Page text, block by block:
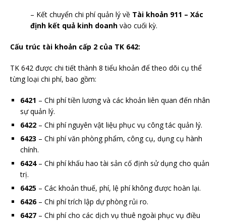
– Kết chuyển chi phí quản lý về Tài khoản 911 – Xác
định kết quả kinh doanh vào cuối kỳ.
Cấu trúc tài khoản cấp 2 của TK 642:
TK 642 được chi tiết thành 8 tiểu khoản để theo dõi cụ thể
từng loại chi phí, bao gồm:
6421 – Chi phí tiền lương và các khoản liên quan đến nhân
sự quản lý.
6422 – Chi phí nguyên vật liệu phục vụ công tác quản lý.
6423 – Chi phí văn phòng phẩm, công cụ, dụng cụ hành
chính.
6424– Chi phí khấu hao tài sản cố định sử dụng cho quản
trị.
6425 – Các khoản thuế, phí, lệ phí không được hoàn lại.
6426– Chi phí trích lập dự phòng rủi ro.
6427 – Chi phí cho các dịch vụ thuê ngoài phục vụ điều